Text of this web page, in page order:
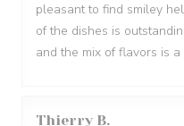
pleasant to find smiley
of the dishes is
and the mix of flavors is
Thierry B